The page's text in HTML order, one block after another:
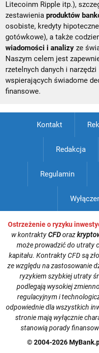
Litecoinm Ripple itp.),
zestawieniaproduktów
osobiste, kredyty
gotówkowe), a także
wiadomości i analizy ze
Naszym celem jest
rzetelnych danych i narzędzi
wspierających świadome
finansowe.
Kontakt
Redakcja
Regulamin
Ostrzeżenie o ryzyku
w kontraktyCFDoraz
może prowadzić do utraty
kapitału. Kontrakty CFD są
ze względu na zastosowanie
ryzykiem szybkiej utraty
podlegają wysokiej
regulacyjnym i
odpowiednie dla wszystkich
stronie mają wyłącznie
stanowią porady
© 2004-2026